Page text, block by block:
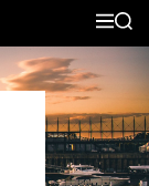
M
U
S
C
H